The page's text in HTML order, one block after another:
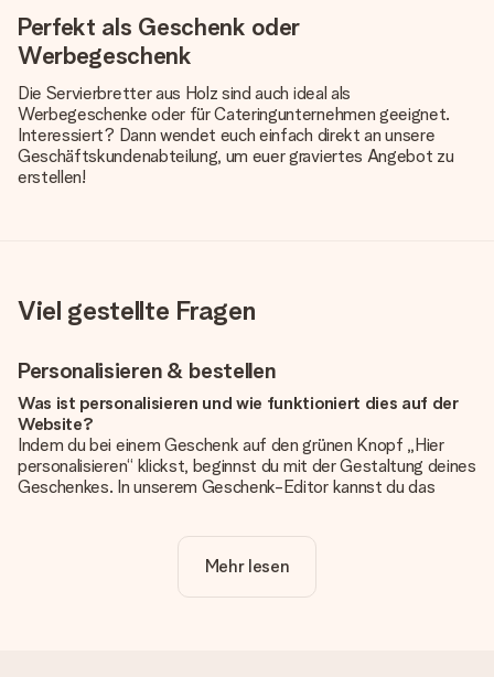
Perfekt als Geschenk oder
Werbegeschenk
Die Servierbretter aus Holz sind auch ideal als
Werbegeschenke oder für Cateringunternehmen geeignet.
Interessiert? Dann wendet euch einfach direkt an unsere
Geschäftskundenabteilung, um euer graviertes Angebot zu
erstellen!
Viel gestellte Fragen
Personalisieren & bestellen
Was ist personalisieren und wie funktioniert dies auf der
Website?
Indem du bei einem Geschenk auf den grünen Knopf „Hier
personalisieren“ klickst, beginnst du mit der Gestaltung deines
Geschenkes. In unserem Geschenk-Editor kannst du das
noch eines unserer angebotenen Designs, um deinem
Geschenk die perfekte Ausstrahlung zu verleihen.
Mehr lesen